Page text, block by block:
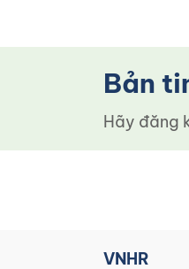
Bản
Hãy đăng
VNHR